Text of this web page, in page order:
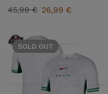
45,99€ 26,99 €
SOLD OUT